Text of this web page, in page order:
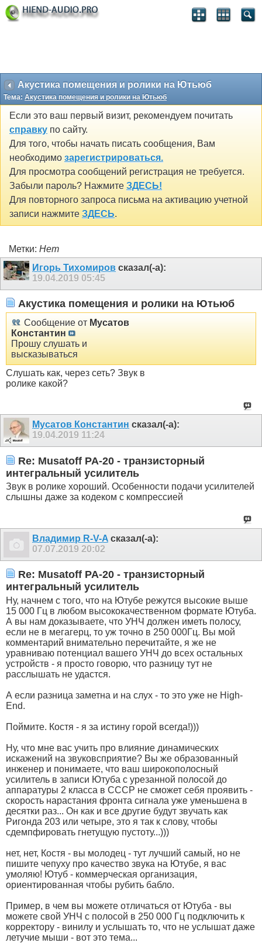
Акустика помещения и ролики на Ютьюб
Тема: Акустика помещения и ролики на Ютьюб
Если это ваш первый визит, рекомендуем почитать
справку по сайту.
Для того, чтобы начать писать сообщения, Вам
необходимо зарегистрироваться.
Для просмотра сообщений регистрация не требуется.
Забыли пароль? Нажмите ЗДЕСЬ!
Для повторного запроса письма на активацию учетной
записи нажмите ЗДЕСЬ.
Метки: Нет
Игорь Тихомиров сказал(-а):
19.04.2019 05:45
Акустика помещения и ролики на Ютьюб
Сообщение от Мусатов
Константин
Прошу слушать и
высказываться
Слушать как, через сеть? Звук в
ролике какой?
Мусатов Константин сказал(-а):
19.04.2019 11:24
Re: Musatoff PA-20 - транзисторный
интегральный усилитель
Звук в ролике хороший. Особенности подачи усилителей
слышны даже за кодеком с компрессией
Владимир R-V-A сказал(-а):
07.07.2019 20:02
Re: Musatoff PA-20 - транзисторный
интегральный усилитель
Ну, начнем с того, что на Ютубе режутся высокие выше
15 000 Гц в любом высококачественном формате Ютуба.
А вы нам доказываете, что УНЧ должен иметь полосу,
если не в мегагерц, то уж точно в 250 000Гц. Вы мой
комментарий внимательно перечитайте, я же не
уравниваю потенциал вашего УНЧ до всех остальных
устройств - я просто говорю, что разницу тут не
расслышать не удастся.
А если разница заметна и на слух - то это уже не High-
End.
Поймите. Костя - я за истину горой всегда!)))
Ну, что мне вас учить про влияние динамических
искажений на звуковсприятие? Вы же образованный
инженер и понимаете, что ваш широкополосный
усилитель в записи Ютуба с урезанной полосой до
аппаратуры 2 класса в СССР не сможет себя проявить -
скорость нарастания фронта сигнала уже уменьшена в
десятки раз... Он как и все другие будут звучать как
Ригонда 203 или четыре, это я так к слову, чтобы
сдемпфировать гнетущую пустоту...)))
нет, нет, Костя - вы молодец - тут лучший самый, но не
пишите чепуху про качество звука на Ютубе, я вас
умоляю! Ютуб - коммерческая организация,
ориентированная чтобы рубить бабло.
Пример, в чем вы можете отличаться от Ютуба - вы
можете свой УНЧ с полосой в 250 000 Гц подключить к
корректору - винилу и услышать то, что не услышат даже
летучие мыши - вот это тема...